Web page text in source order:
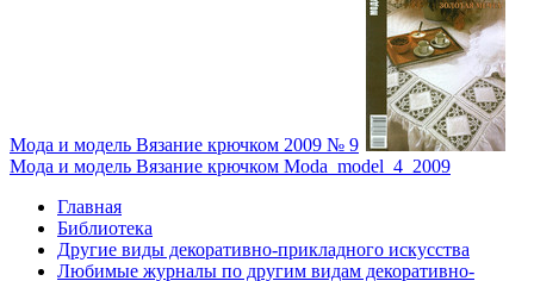
Мода и модель Вязание крючком 2009 № 9
Мода и модель Вязание крючком Moda_model_4_2009
Главная
Библиотека
Другие виды декоративно-прикладного искусства
Любимые журналы по другим видам декоративно-